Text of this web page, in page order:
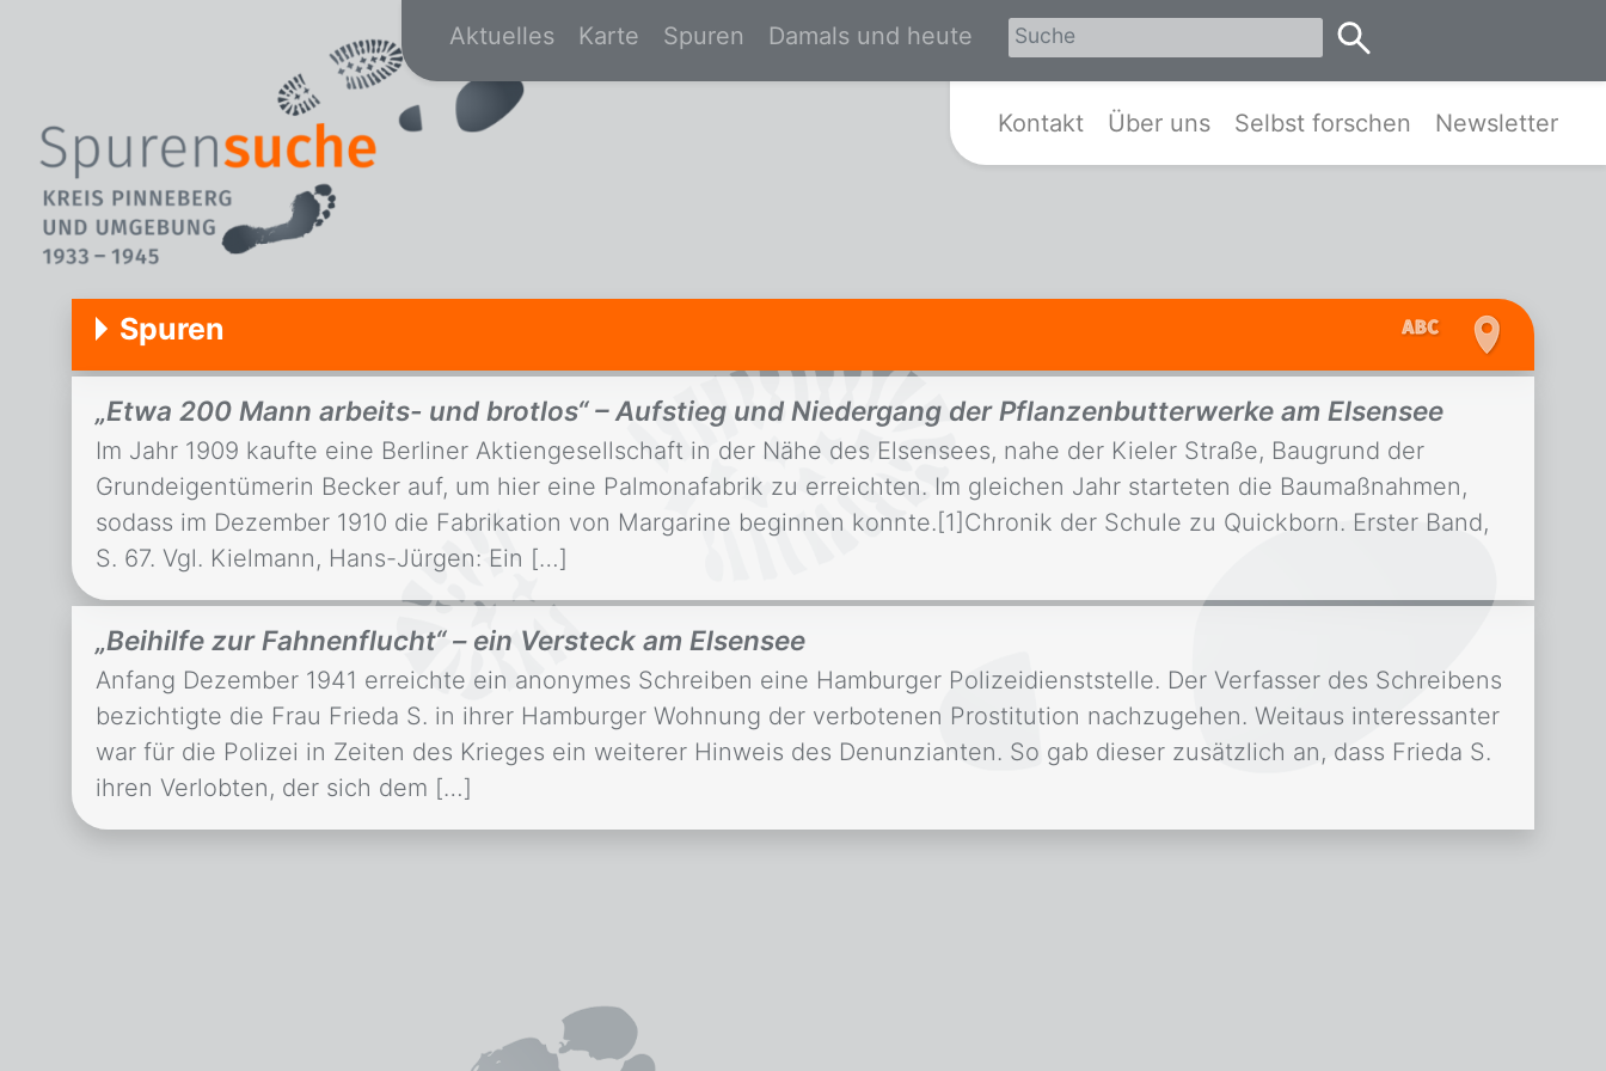
Zur Startseite von Spurensuche Kreis Pinneberg und Umgebung
Aktuelles Karte Spuren Damals und heute
Kontakt Über uns Selbst forschen Newsletter
Spuren
„Etwa 200 Mann arbeits- und brotlos“ – Aufstieg und Niedergang der Pflanzenbutterwerke am Elsensee
Im Jahr 1909 kaufte eine Berliner Aktiengesellschaft in der Nähe des Elsensees, nahe der Kieler Straße, Baugrund der
Grundeigentümerin Becker auf, um hier eine Palmonafabrik zu erreichten. Im gleichen Jahr starteten die Baumaßnahmen,
sodass im Dezember 1910 die Fabrikation von Margarine beginnen konnte.[1]Chronik der Schule zu Quickborn. Erster Band,
S. 67. Vgl. Kielmann, Hans-Jürgen: Ein […]
„Beihilfe zur Fahnenflucht“ – ein Versteck am Elsensee
Anfang Dezember 1941 erreichte ein anonymes Schreiben eine Hamburger Polizeidienststelle. Der Verfasser des Schreibens
bezichtigte die Frau Frieda S. in ihrer Hamburger Wohnung der verbotenen Prostitution nachzugehen. Weitaus interessanter
war für die Polizei in Zeiten des Krieges ein weiterer Hinweis des Denunzianten. So gab dieser zusätzlich an, dass Frieda S.
ihren Verlobten, der sich dem […]